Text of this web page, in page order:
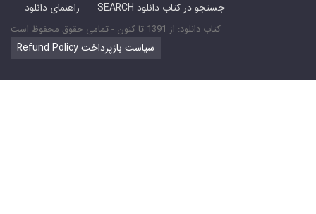
راهنمای دانلود
SEARCH جستجو در کتاب دانلود
کتاب دانلود: از 1391 تا کنون - تمامی حقوق محفوظ است
Refund Policy سیاست بازپرداخت